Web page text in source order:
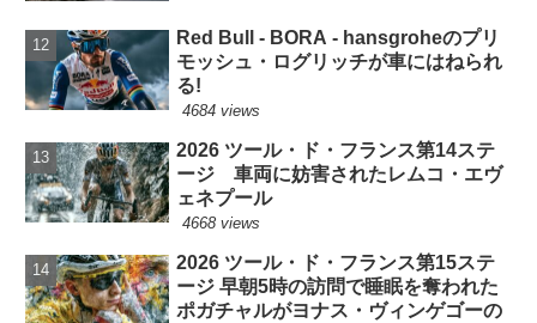
Red Bull - BORA - hansgroheのプリ
モッシュ・ログリッチが車にはねられ
る!
4684 views
2026 ツール・ド・フランス第14ステ
ージ 車両に妨害されたレムコ・エヴ
ェネプール
4668 views
2026 ツール・ド・フランス第15ステ
ージ 早朝5時の訪問で睡眠を奪われた
ポガチャルがヨナス・ヴィンゲゴーの